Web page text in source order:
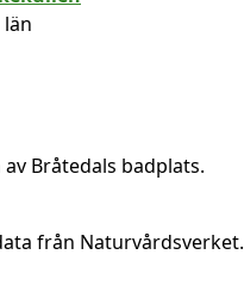
län
Bråtedals badplats.
från Naturvårdsverket.